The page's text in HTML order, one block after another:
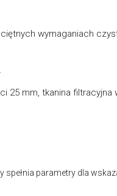
wymaganiach
mm, tkanina filtracyjna
parametry dla